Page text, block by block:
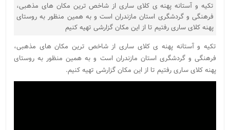
تکیه و آستانه پهنه ی کلای ساری از شاخص ترین مکان های مذهبی،
فرهنگی و گردشگری استان مازندران است و به همین منظور به روستای
پهنه کلای ساری رفتیم تا از این مکان گزارشی تهیه کنیم
تکیه و آستانه پهنه ی کلای ساری از شاخص ترین مکان های مذهبی،
فرهنگی و گردشگری استان مازندران است و به همین منظور به روستای
پهنه کلای ساری رفتیم تا از این مکان گزارشی تهیه کنیم.